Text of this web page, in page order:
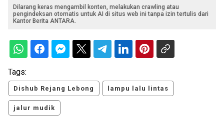
Dilarang keras mengambil konten, melakukan crawling atau
pengindeksan otomatis untuk AI di situs web ini tanpa izin tertulis dari
Kantor Berita ANTARA.
Tags:
Dishub Rejang Lebong lampu lalu lintas
jalur mudik